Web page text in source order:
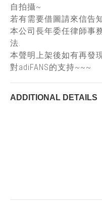
自拍攝~
若有需要借圖請來信告
本公司長年委任律師事
法.
本聲明上架後如有再發
對adiFANS的支持~~~
ADDITIONAL DETAILS